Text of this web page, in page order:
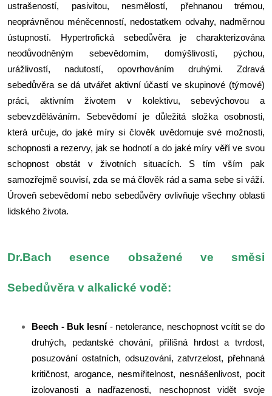
ustrašeností, pasivitou, nesmělostí, přehnanou trémou,
neoprávněnou méněcenností, nedostatkem odvahy, nadměrnou
ústupností. Hypertrofická sebedůvěra je charakterizována
neodůvodněným sebevědomím, domýšlivostí, pýchou,
urážlivostí, nadutostí, opovrhováním druhými. Zdravá
sebedůvěra se dá utvářet aktivní účastí ve skupinové (týmové)
práci, aktivním životem v kolektivu, sebevýchovou a
sebevzděláváním. Sebevědomí je důležitá složka osobnosti,
která určuje, do jaké míry si člověk uvědomuje své možnosti,
schopnosti a rezervy, jak se hodnotí a do jaké míry věří ve svou
schopnost obstát v životních situacích. S tím vším pak
samozřejmě souvisí, zda se má člověk rád a sama sebe si váží.
Úroveň sebevědomí nebo sebedůvěry ovlivňuje všechny oblasti
lidského života.
Dr.Bach esence obsažené ve směsi
Sebedůvěra v alkalické vodě:
Beech - Buk lesní - netolerance, neschopnost vcítit se do
druhých, pedantské chování, přílišná hrdost a tvrdost,
posuzování ostatních, odsuzování, zatvrzelost, přehnaná
kritičnost, arogance, nesmiřitelnost, nesnášenlivost, pocit
izolovanosti a nadřazenosti, neschopnost vidět svoje